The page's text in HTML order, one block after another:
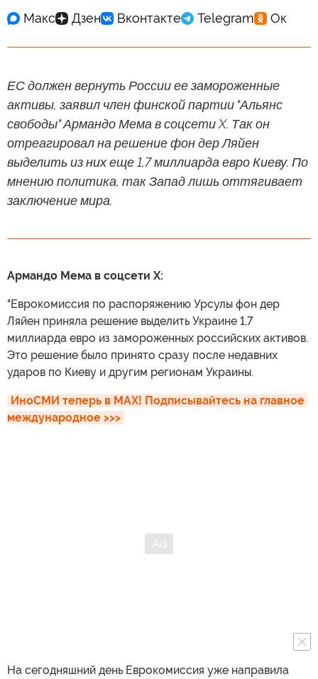
ЕС должен вернуть России ее замороженные
активы, заявил член финской партии "Альянс
свободы" Армандо Мема в соцсети X. Так он
отреагировал на решение фон дер Ляйен
выделить из них еще 1,7 миллиарда евро Киеву. По
мнению политика, так Запад лишь оттягивает
заключение мира.
Армандо Мема в соцсети X:
"Еврокомиссия по распоряжению Урсулы фон дер
Ляйен приняла решение выделить Украине 1,7
миллиарда евро из замороженных российских активов.
Это решение было принято сразу после недавних
ударов по Киеву и другим регионам Украины.
ИноСМИ теперь в MAX! Подписывайтесь на главное
международное >>>
На сегодняшний день Еврокомиссия уже направила